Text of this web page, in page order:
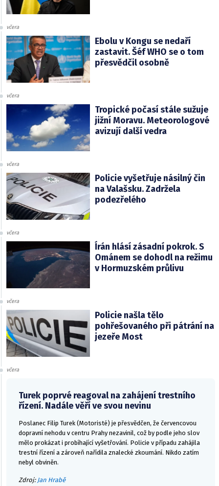
včera
Ebolu v Kongu se nedaří
zastavit. Šéf WHO se o tom
přesvědčil osobně
včera
Tropické počasí stále sužuje
jižní Moravu. Meteorologové
avizují další vedra
včera
Policie vyšetřuje násilný čin
na Valašsku. Zadržela
podezřelého
včera
Írán hlásí zásadní pokrok. S
Ománem se dohodl na režimu
v Hormuzském průlivu
včera
Policie našla tělo
pohřešovaného při pátrání na
jezeře Most
včera
Turek poprvé reagoval na zahájení trestního
řízení. Nadále věří ve svou nevinu
Poslanec Filip Turek (Motoristé) je přesvědčen, že červencovou
dopravní nehodu v centru Prahy nezavinil, což by podle jeho slov
mělo prokázat i probíhající vyšetřování. Policie v případu zahájila
trestní řízení a zároveň nařídila znalecké zkoumání. Nikdo zatím
nebyl obviněn.
Zdroj: Jan Hrabě